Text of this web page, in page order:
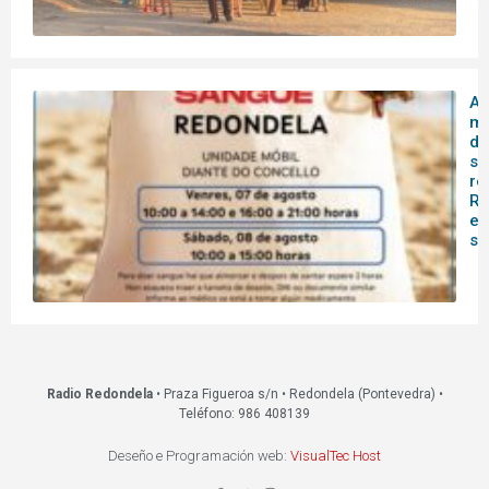
A
Radio Redondela• Praza Figueroa s/n • Redondela (Pontevedra) •
Teléfono: 986 408139
Deseño e Programación web: VisualTec Host